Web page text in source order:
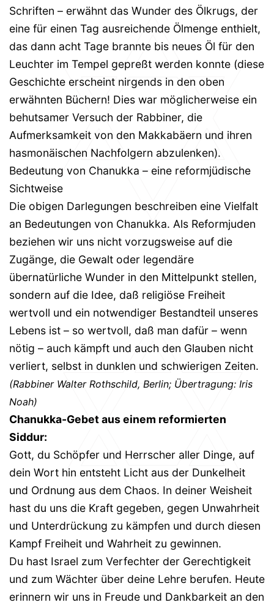
Schriften – erwähnt das Wunder des Ölkrugs, der
eine für einen Tag ausreichende Ölmenge enthielt,
das dann acht Tage brannte bis neues Öl für den
Leuchter im Tempel gepreßt werden konnte (diese
Geschichte erscheint nirgends in den oben
erwähnten Büchern! Dies war möglicherweise ein
behutsamer Versuch der Rabbiner, die
Aufmerksamkeit von den Makkabäern und ihren
hasmonäischen Nachfolgern abzulenken).
Bedeutung von Chanukka – eine reformjüdische
Sichtweise
Die obigen Darlegungen beschreiben eine Vielfalt
an Bedeutungen von Chanukka. Als Reformjuden
beziehen wir uns nicht vorzugsweise auf die
Zugänge, die Gewalt oder legendäre
übernatürliche Wunder in den Mittelpunkt stellen,
sondern auf die Idee, daß religiöse Freiheit
wertvoll und ein notwendiger Bestandteil unseres
Lebens ist – so wertvoll, daß man dafür – wenn
nötig – auch kämpft und auch den Glauben nicht
verliert, selbst in dunklen und schwierigen Zeiten.
(Rabbiner Walter Rothschild, Berlin; Übertragung: Iris
Noah)
Chanukka-Gebet aus einem reformierten
Siddur:
Gott, du Schöpfer und Herrscher aller Dinge, auf
dein Wort hin entsteht Licht aus der Dunkelheit
und Ordnung aus dem Chaos. In deiner Weisheit
hast du uns die Kraft gegeben, gegen Unwahrheit
und Unterdrückung zu kämpfen und durch diesen
Kampf Freiheit und Wahrheit zu gewinnen.
Du hast Israel zum Verfechter der Gerechtigkeit
und zum Wächter über deine Lehre berufen. Heute
erinnern wir uns in Freude und Dankbarkeit an den